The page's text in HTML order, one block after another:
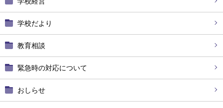
学校だより
教育相談
緊急時の対応について
おしらせ